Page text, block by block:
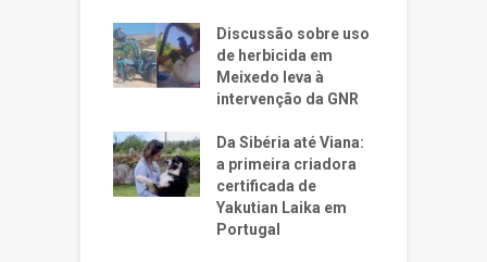
Discussão sobre uso
de herbicida em
Meixedo leva à
intervenção da GNR
Da Sibéria até Viana:
a primeira criadora
certificada de
Yakutian Laika em
Portugal